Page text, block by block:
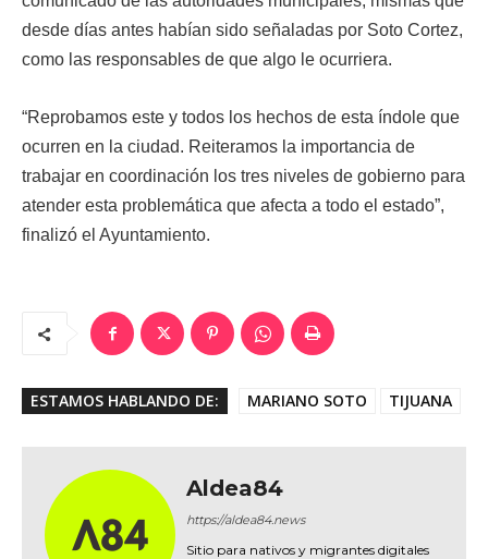
desde días antes habían sido señaladas por Soto Cortez,
como las responsables de que algo le ocurriera.
“Reprobamos este y todos los hechos de esta índole que
ocurren en la ciudad. Reiteramos la importancia de
trabajar en coordinación los tres niveles de gobierno para
atender esta problemática que afecta a todo el estado”,
finalizó el Ayuntamiento.
ESTAMOS HABLANDO DE: MARIANO SOTO TIJUANA
Aldea84
https://aldea84.news
Sitio para nativos y migrantes digitales